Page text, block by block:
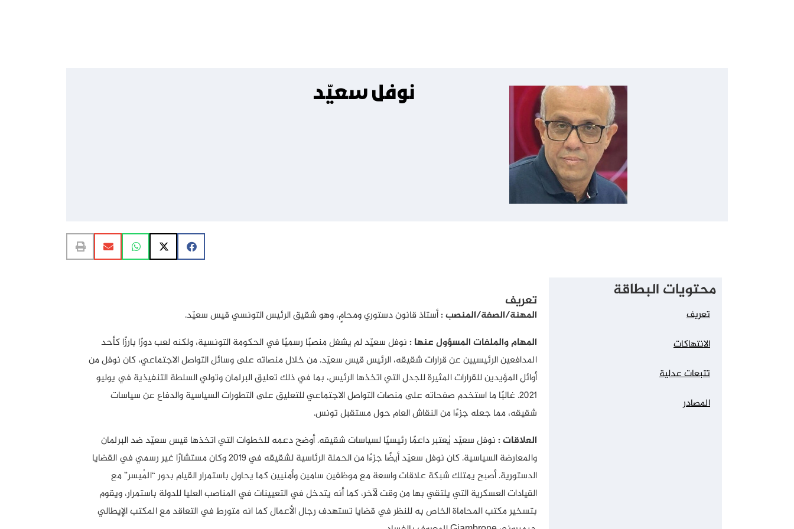
نوفل سعيّد
محتويات البطاقة
تعريف
الانتهاكات
تتبعات عدلية
المصادر
تعريف
المهنة/الصفة/المنصب :أستاذ قانون دستوري ومحامٍ، وهو شقيق الرئيس التونسي قيس سعيّد.
المهام والملفات المسؤول عنها :نوفل سعيّد لم يشغل منصبًا رسميًا في الحكومة التونسية، ولكنه لعب دورًا بارزًا كأحد
المدافعين الرئيسيين عن قرارات شقيقه، الرئيس قيس سعيّد. من خلال منصاته على وسائل التواصل الاجتماعي، كان نوفل من
أوائل المؤيدين للقرارات المثيرة للجدل التي اتخذها الرئيس، بما في ذلك تعليق البرلمان وتولي السلطة التنفيذية في يوليو
2021. غالبًا ما استخدم صفحاته على منصات التواصل الاجتماعي للتعليق على التطورات السياسية والدفاع عن سياسات
شقيقه، مما جعله جزءًا من النقاش العام حول مستقبل تونس.
العلاقات :نوفل سعيّد يُعتبر داعمًا رئيسيًا لسياسات شقيقه. أوضح دعمه للخطوات التي اتخذها قيس سعيّد ضد البرلمان
والمعارضة السياسية. كان نوفل سعيّد أيضًا جزءًا من الحملة الرئاسية لشقيقه في 2019 وكان مستشارًا غير رسمي في القضايا
الدستورية. أصبح يمتلك شبكة علاقات واسعة مع موظفين سامين وأمنيين كما يحاول باستمرار القيام بدور “المُيسر” مع
القيادات العسكرية التي يلتقي بها من وقت لآخر، كما أنه يتدخل في التعيينات في المناصب العليا للدولة باستمرار، ويقوم
بتسخير مكتب المحاماة الخاص به للنظر في قضايا تستهدف رجال الأعمال كما انه متورط في التعاقد مع المكتب الإيطالي